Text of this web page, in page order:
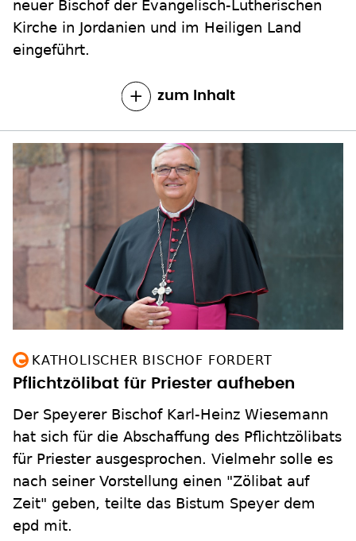
neuer Bischof der Evangelisch-Lutherischen
Kirche in Jordanien und im Heiligen Land
eingeführt.
zum Inhalt
KATHOLISCHER BISCHOF FORDERT
Pflichtzölibat für Priester aufheben
Der Speyerer Bischof Karl-Heinz Wiesemann
hat sich für die Abschaffung des Pflichtzölibats
für Priester ausgesprochen. Vielmehr solle es
nach seiner Vorstellung einen "Zölibat auf
Zeit" geben, teilte das Bistum Speyer dem
epd mit.